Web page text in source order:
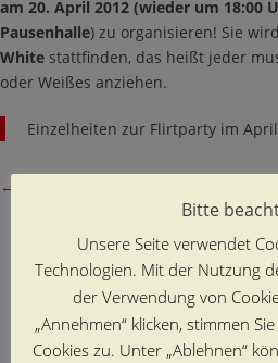
am 20. April 2012 (wieder um 18:00
Pausenhalle) zu organisieren! Sie
White stattfinden, das heißt jeder
oder Weißes anziehen.
Einzelheiten zur Flirtparty im
←
Bitte
Unsere Seite verwendet
Technologien. Mit der Nutzung
der Verwendung von
„Annehmen“ klicken, stimmen
Cookies zu. Unter „Ablehnen“